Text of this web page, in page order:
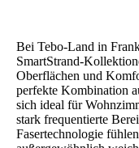
Bei Tebo-Land in
SmartStrand-
Oberflächen und
perfekte Kombination
sich ideal für
stark frequentierte
Fasertechnologie